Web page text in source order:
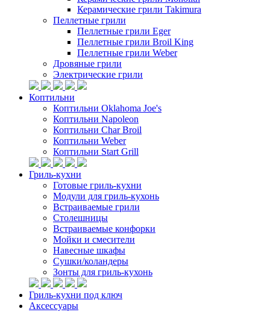
Керамические грили Takimura
Пеллетные грили
Пеллетные грили Eger
Пеллетные грили Broil King
Пеллетные грили Weber
Дровяные грили
Электрические грили
Коптильни
Коптильни Oklahoma Joe's
Коптильни Napoleon
Коптильни Char Broil
Коптильни Weber
Коптильни Start Grill
Гриль-кухни
Готовые гриль-кухни
Модули для гриль-кухонь
Встраиваемые грили
Столешницы
Встраиваемые конфорки
Мойки и смесители
Навесные шкафы
Сушки/коландеры
Зонты для гриль-кухонь
Гриль-кухни под ключ
Аксессуары